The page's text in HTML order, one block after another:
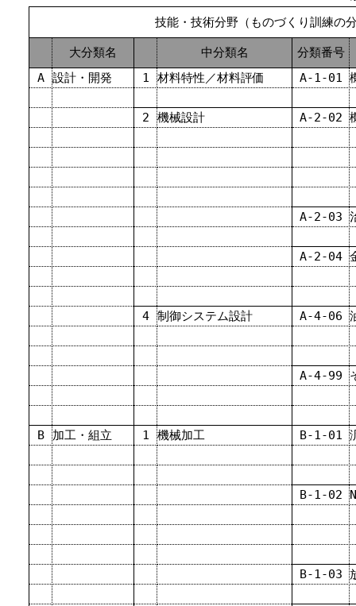
技能・技術分野（ものづくり訓練の
大分類名 中分類名
分類番号
A
設計・開発 1 材料特性／材料評価 A-1-01
2 機械設計 A-2-02
A-2-03
A-2-04
4 制御システム設計 A-4-06
A-4-99
B 加工・組立 1 機械加工 B-1-01
B-1-02
B-1-03